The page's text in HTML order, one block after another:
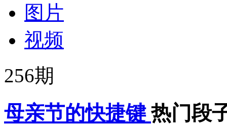
图片
视频
256期
母亲节的快捷键 热门段